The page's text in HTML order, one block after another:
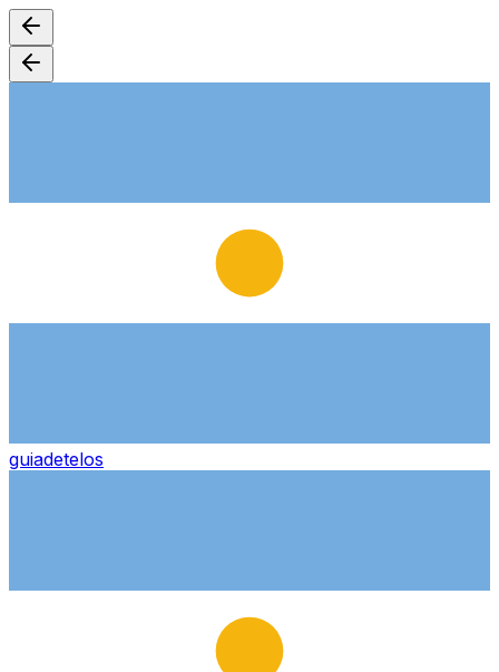
guiadetelos